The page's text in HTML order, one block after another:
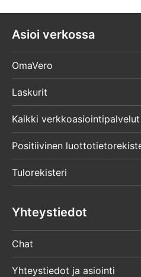
Asioi verkossa
OmaVero
Laskurit
Kaikki verkkoasiointipalvelut
Positiivinen
Tulorekisteri
Yhteystiedot
Chat
Yhteystiedot ja asiointi